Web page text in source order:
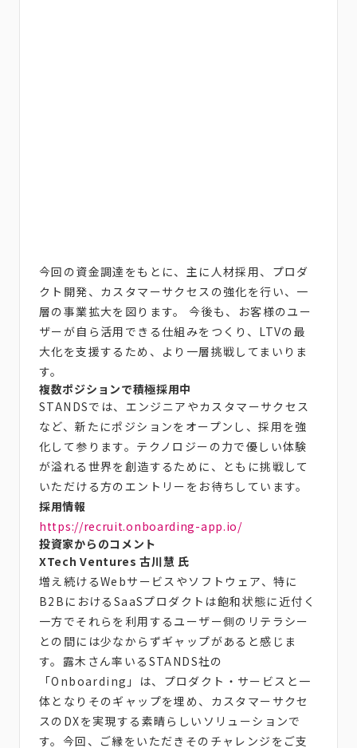
今回の資金調達をもとに、主に人材採用、プロダ
クト開発、カスタマーサクセスの強化を行い、一
層の事業拡大を図ります。 今後も、お客様のユー
ザーが自ら活用できる仕組みをつくり、LTVの最
大化を支援するため、より一層挑戦してまいりま
す。
複数ポジションで積極採用中
STANDSでは、エンジニアやカスタマーサクセス
など、新たにポジションをオープンし、採用を強
化して参ります。テクノロジーの力で優しい体験
が溢れる世界を創造するために、ともに挑戦して
いただける方のエントリーをお待ちしています。
採用情報
https://recruit.onboarding-app.io/
投資家からのコメント
XTech Ventures 古川慧 氏
増え続けるWebサービスやソフトウェア、特に
B2BにおけるSaaSプロダクトは飽和状態に近付く
一方でそれらを利用するユーザー側のリテラシー
との間には少なからずギャップがあると感じま
す。露木さん率いるSTANDS社の
「Onboarding」は、プロダクト・サービスと一
体となりそのギャップを埋め、カスタマーサクセ
スのDXを実現する素晴らしいソリューションで
す。今回、ご縁をいただきそのチャレンジをご支